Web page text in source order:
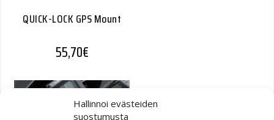
Hallinnoi evästeiden
suostumusta
QUICK-LOCK GPS Mount
55,70€